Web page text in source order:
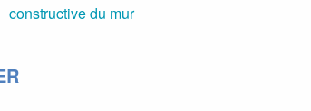
constructive du mur